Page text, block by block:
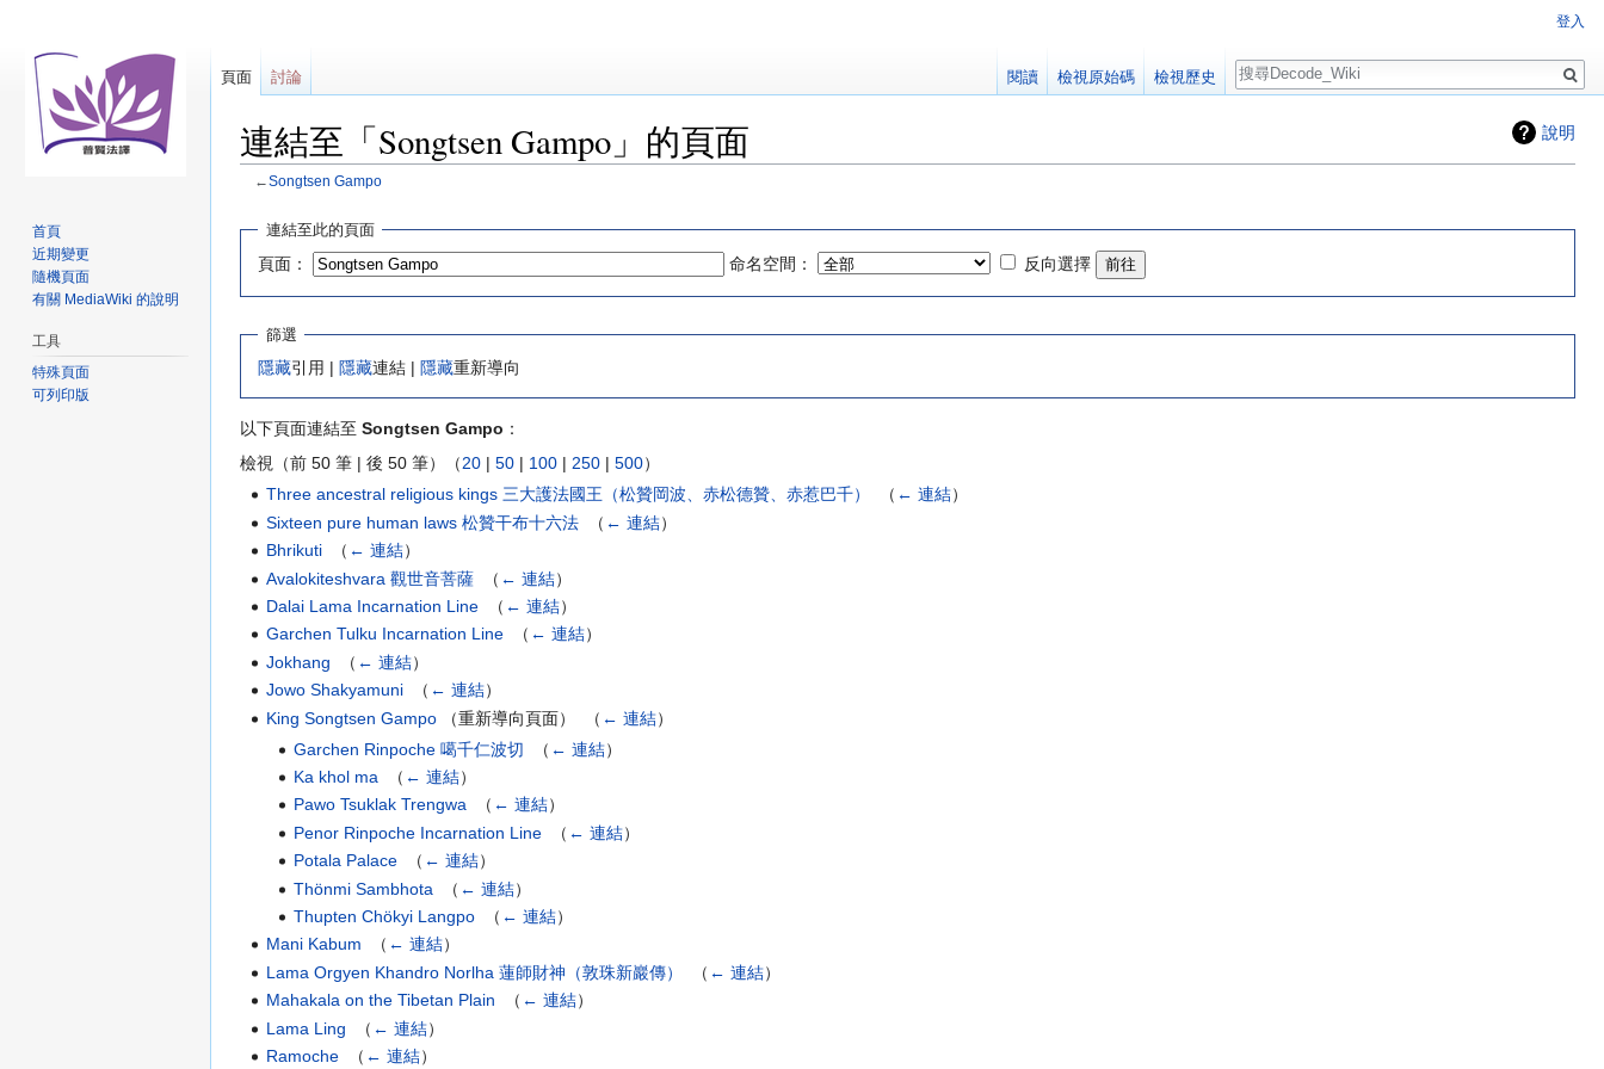
說明
連結至「Songtsen Gampo」的頁面
←Songtsen Gampo
覽
尋
連結至此的頁面
頁面： 命名空間： 反向選擇
篩選
隱藏引用 | 隱藏連結 | 隱藏重新導向
以下頁面連結至 Songtsen Gampo ：
檢視（前 50 筆 | 後 50 筆）（20 | 50 | 100 | 250 | 500）
Three ancestral religious kings 三大護法國王（松贊岡波、赤松德贊、赤惹巴千）
（ ← 連結）
Sixteen pure human laws 松贊干布十六法
（ ← 連結）
Bhrikuti
（ ← 連結）
Avalokiteshvara 觀世音菩薩
（ ← 連結）
Dalai Lama Incarnation Line
（ ← 連結）
Garchen Tulku Incarnation Line
（ ← 連結）
Jokhang
（ ← 連結）
Jowo Shakyamuni
（ ← 連結）
King Songtsen Gampo （重新導向頁面） ‎ （ ← 連結）
Garchen Rinpoche 噶千仁波切
（ ← 連結）
Ka khol ma
（ ← 連結）
Pawo Tsuklak Trengwa‎ （ ← 連結）
Penor Rinpoche Incarnation Line‎ （ ← 連結）
Potala Palace‎ （ ← 連結）
Thönmi Sambhota
（ ← 連結）
Thupten Chökyi Langpo‎ （ ← 連結）
Mani Kabum
（ ← 連結）
Lama Orgyen Khandro Norlha 蓮師財神（敦珠新巖傳）
（ ← 連結）
Mahakala on the Tibetan Plain
（ ← 連結）
Lama Ling
（ ← 連結）
Ramoche
（ ← 連結）
登入
頁面 討論 閱讀 檢視原始碼 檢視歷史
搜
尋
首頁
近期變更
隨機頁面
有關 MediaWiki 的說明
工具
特殊頁面
可列印版